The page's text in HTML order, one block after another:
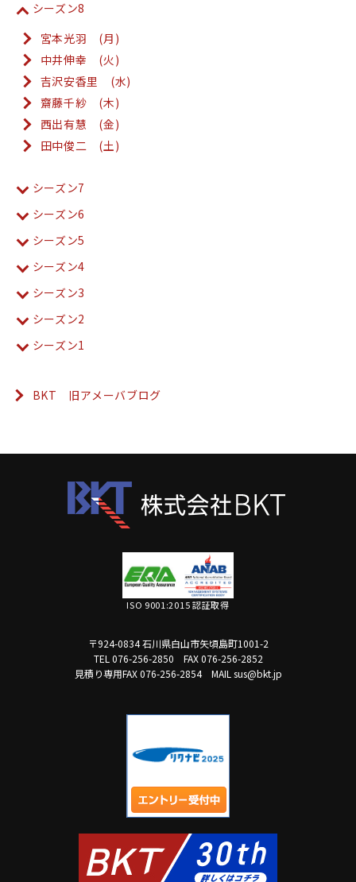
シーズン8
宮本光羽 (月)
中井伸幸 (火)
吉沢安香里 (水)
齋藤千紗 (木)
西出有慧 (金)
田中俊二 (土)
シーズン7
シーズン6
シーズン5
シーズン4
シーズン3
シーズン2
シーズン1
BKT 旧アメーバブログ
ISO 9001:2015 認証取得
〒924-0834 石川県白山市矢頃島町1001-2
TEL 076-256-2850
FAX 076-256-2852
見積り専用FAX 076-256-2854
MAIL sus@bkt.jp